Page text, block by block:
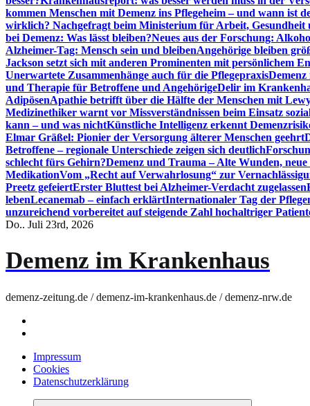
kommen Menschen mit Demenz ins Pflegeheim – und wann ist
wirklich? Nachgefragt beim Ministerium für Arbeit, Gesundheit
bei Demenz: Was lässt bleiben?Neues aus der Forschung:
Alzheimer-Tag: Mensch sein und bleibenAngehörige bleiben
Jackson setzt sich mit anderen Prominenten mit persönlichem
Unerwartete Zusammenhänge auch für die Pflegepraxis
und Therapie für Betroffene und AngehörigeDelir im
AdipösenApathie betrifft über die Hälfte der Menschen mit
Medizinethiker warnt vor Missverständnissen beim Einsatz
kann – und was nichtKünstliche Intelligenz erkennt
Elmar Gräßel: Pionier der Versorgung älterer Menschen geehrt
Betroffene – regionale Unterschiede zeigen sich deutlich
schlecht fürs Gehirn?Demenz und Trauma – Alte Wunden,
MedikationVom „Recht auf Verwahrlosung“ zur
Preetz gefeiertErster Bluttest bei Alzheimer-Verdacht zugelassen
lebenLecanemab – einfach erklärtInternationaler Tag der
unzureichend vorbereitet auf steigende Zahl hochaltriger
Do.. Juli 23rd, 2026
Demenz im Krankenhaus
demenz-zeitung.de / demenz-im-krankenhaus.de / demenz-nrw.de
Impressum
Cookies
Datenschutzerklärung